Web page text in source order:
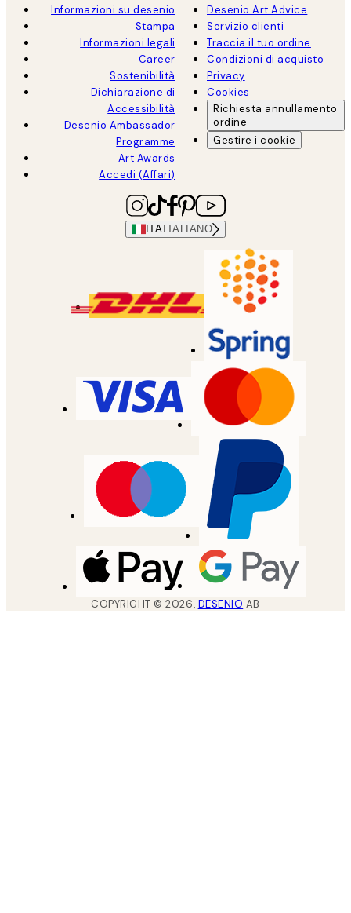
Informazioni su desenio
Stampa
Informazioni legali
Career
Sostenibilità
Dichiarazione di
Accessibilità
Desenio Ambassador
Programme
Art Awards
Accedi (Affari)
Desenio Art Advice
Servizio clienti
Traccia il tuo ordine
Condizioni di acquisto
Privacy
Cookies
Richiesta annullamento
ordine
Gestire i cookie
ITA ITALIANO
COPYRIGHT ©2026, DESENIO AB